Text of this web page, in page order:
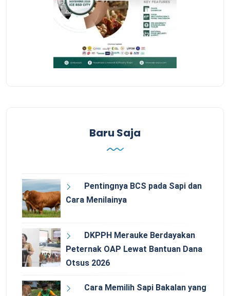
Baru Saja
Pentingnya BCS pada Sapi dan
Cara Menilainya
DKPPH Merauke Berdayakan
Peternak OAP Lewat Bantuan Dana
Otsus 2026
Cara Memilih Sapi Bakalan yang